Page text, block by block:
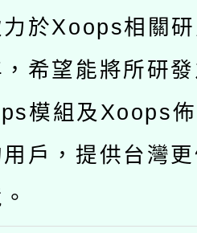
勵退休同仁踴
果公告(無人
115年度閱讀
動專業研習
─人工智慧
養講師名單
於Xoops相關
希望能將所研
模組及Xoops
戶，提供台灣